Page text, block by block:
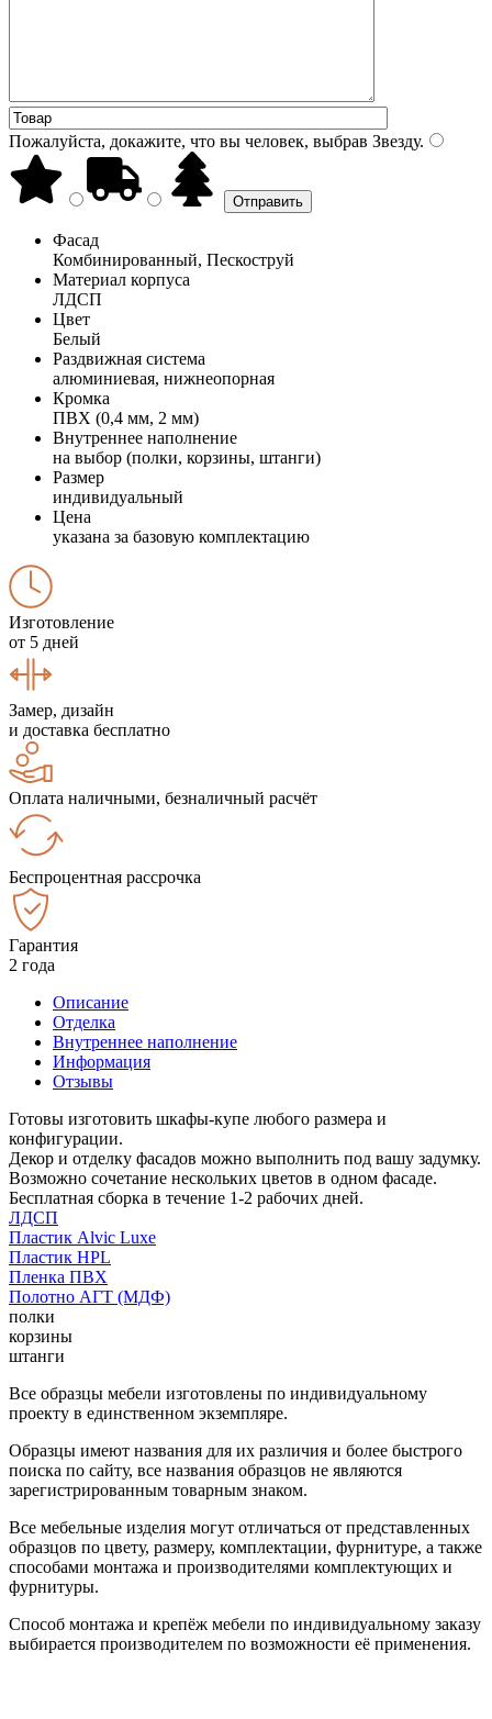
Пожалуйста, докажите, что вы человек, выбрав Звезду.
Фасад
Комбинированный, Пескоструй
Материал корпуса
ЛДСП
Цвет
Белый
Раздвижная система
алюминиевая, нижнеопорная
Кромка
ПВХ (0,4 мм, 2 мм)
Внутреннее наполнение
на выбор (полки, корзины, штанги)
Размер
индивидуальный
Цена
указана за базовую комплектацию
Изготовление
от 5 дней
Замер, дизайн
и доставка бесплатно
Оплата наличными, безналичный расчёт
Беспроцентная рассрочка
Гарантия
2 года
Описание
Отделка
Внутреннее наполнение
Информация
Отзывы
Готовы изготовить шкафы-купе любого размера и
конфигурации.
Декор и отделку фасадов можно выполнить под вашу задумку.
Возможно сочетание нескольких цветов в одном фасаде.
Бесплатная сборка в течение 1-2 рабочих дней.
ЛДСП
Пластик Alvic Luxe
Пластик HPL
Пленка ПВХ
Полотно АГТ (МДФ)
полки
корзины
штанги
Все образцы мебели изготовлены по индивидуальному
проекту в единственном экземпляре.
Образцы имеют названия для их различия и более быстрого
поиска по сайту, все названия образцов не являются
зарегистрированным товарным знаком.
Все мебельные изделия могут отличаться от представленных
образцов по цвету, размеру, комплектации, фурнитуре, а также
способами монтажа и производителями комплектующих и
фурнитуры.
Способ монтажа и крепёж мебели по индивидуальному заказу
выбирается производителем по возможности её применения.